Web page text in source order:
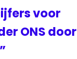
voor
ONS door